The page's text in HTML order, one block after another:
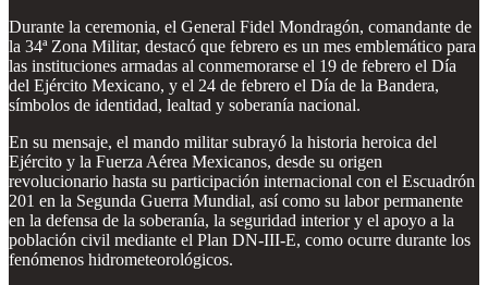
Durante la ceremonia, el General Fidel Mondragón, comandante de
la 34ª Zona Militar, destacó que febrero es un mes emblemático para
las instituciones armadas al conmemorarse el 19 de febrero el Día
del Ejército Mexicano, y el 24 de febrero el Día de la Bandera,
símbolos de identidad, lealtad y soberanía nacional.
En su mensaje, el mando militar subrayó la historia heroica del
Ejército y la Fuerza Aérea Mexicanos, desde su origen
revolucionario hasta su participación internacional con el Escuadrón
201 en la Segunda Guerra Mundial, así como su labor permanente
en la defensa de la soberanía, la seguridad interior y el apoyo a la
población civil mediante el Plan DN-III-E, como ocurre durante los
fenómenos hidrometeorológicos.